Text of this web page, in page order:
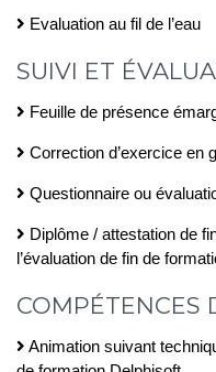
Evaluation au fil de l’eau
SUIVI ET
Feuille de présence
Correction d’exercice en
Questionnaire ou
Diplôme / attestation de
l’évaluation de fin de
COMPÉTENCES
Animation suivant